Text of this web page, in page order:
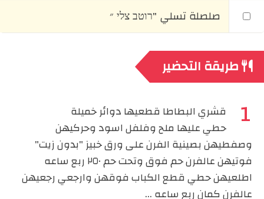
صلصلة تسلي "רוטב צלי ״
طريقة التحضير
قشري البطاطا قطعيها دوائر خميلة
حطي عليها ملح وفلفل اسود وحركيهن
وصفطيهن بصينية الفرن على ورق خبيز "بدون زيت"
فوتيهن عالفرن حم فوق وتحت حم ٢٥٠ ربع ساعه
اطلعيهن حطي قطع الكباب فوقهن وارجعي رجعيهن
عالفرن كمان ربع ساعه ...